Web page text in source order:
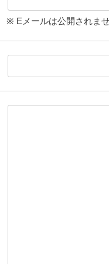
※ Eメールは公開されま